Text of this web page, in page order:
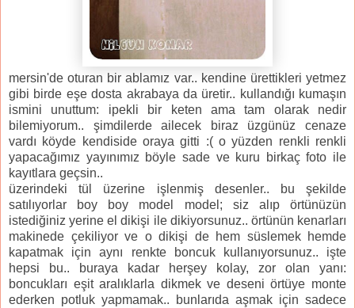
mersin'de oturan bir ablamız var.. kendine ürettikleri yetmez
gibi birde eşe dosta akrabaya da üretir.. kullandığı kumaşın
ismini unuttum: ipekli bir keten ama tam olarak nedir
bilemiyorum.. şimdilerde ailecek biraz üzgünüz cenaze
vardı köyde kendiside oraya gitti :( o yüzden renkli renkli
yapacağımız yayınımız böyle sade ve kuru birkaç foto ile
kayıtlara geçsin..
üzerindeki tül üzerine işlenmiş desenler.. bu şekilde
satılıyorlar boy boy model model; siz alıp örtünüzün
istediğiniz yerine el dikişi ile dikiyorsunuz.. örtünün kenarları
makinede çekiliyor ve o dikişi de hem süslemek hemde
kapatmak için aynı renkte boncuk kullanıyorsunuz.. işte
hepsi bu.. buraya kadar herşey kolay, zor olan yanı:
boncukları eşit aralıklarla dikmek ve deseni örtüye monte
ederken potluk yapmamak.. bunlarıda aşmak için sadece